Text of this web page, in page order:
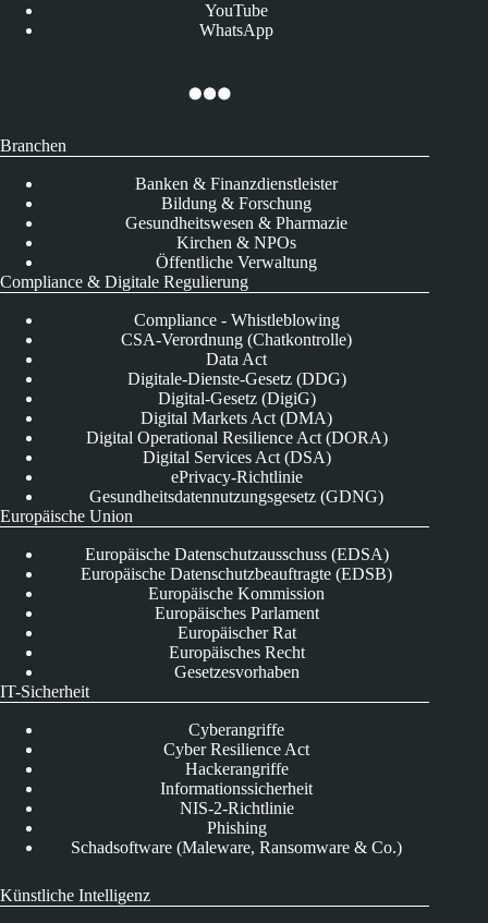
YouTube
WhatsApp
Branchen
Banken & Finanzdienstleister
Bildung & Forschung
Gesundheitswesen & Pharmazie
Kirchen & NPOs
Öffentliche Verwaltung
Compliance & Digitale Regulierung
Compliance - Whistleblowing
CSA-Verordnung (Chatkontrolle)
Data Act
Digitale-Dienste-Gesetz (DDG)
Digital-Gesetz (DigiG)
Digital Markets Act (DMA)
Digital Operational Resilience Act (DORA)
Digital Services Act (DSA)
ePrivacy-Richtlinie
Gesundheitsdatennutzungsgesetz (GDNG)
Europäische Union
Europäische Datenschutzausschuss (EDSA)
Europäische Datenschutzbeauftragte (EDSB)
Europäische Kommission
Europäisches Parlament
Europäischer Rat
Europäisches Recht
Gesetzesvorhaben
IT-Sicherheit
Cyberangriffe
Cyber Resilience Act
Hackerangriffe
Informationssicherheit
NIS-2-Richtlinie
Phishing
Schadsoftware (Maleware, Ransomware & Co.)
Künstliche Intelligenz